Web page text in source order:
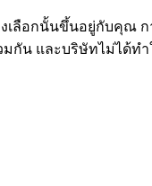
เลือกนั้นขึ้นอยู่กับคุณ
มกัน และบริษัทไม่ได้ท